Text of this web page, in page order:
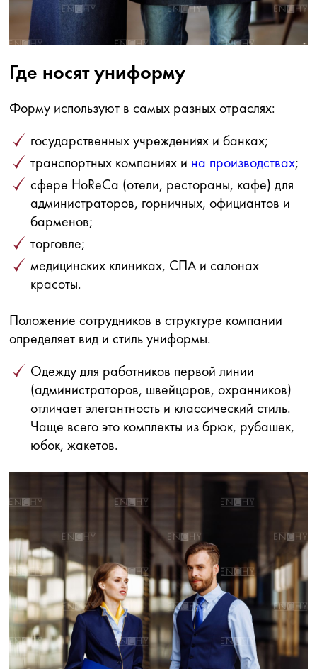
Где носят униформу
Форму используют в самых разных отраслях:
государственных учреждениях и банках;
транспортных компаниях и на производствах;
сфере HoReCa (отели, рестораны, кафе) для
администраторов, горничных, официантов и
барменов;
торговле;
медицинских клиниках, СПА и салонах
красоты.
Положение сотрудников в структуре компании
определяет вид и стиль униформы.
Одежду для работников первой линии
(администраторов, швейцаров, охранников)
отличает элегантность и классический стиль.
Чаще всего это комплекты из брюк, рубашек,
юбок, жакетов.